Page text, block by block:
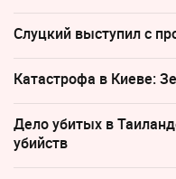
Слуцкий выступил с
Катастрофа в Киеве:
Дело убитых в
убийств